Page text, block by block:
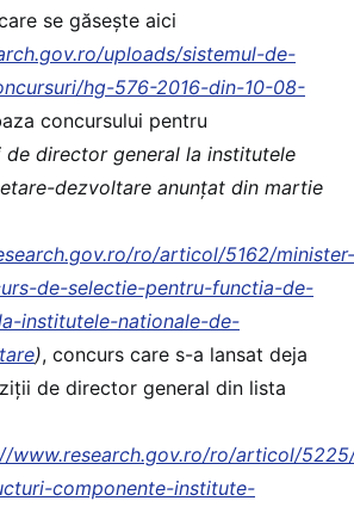
se găsește aici
uploads/sistemul-de-
hg-576-2016-din-10-08-
concursului pentru
de director general la institutele
dezvoltare anunțat din martie
ro/articol/5162/minister-
de-selectie-pentru-functia-de-
institutele-nationale-de-
), concurs care s-a lansat deja
de director general din lista
www.research.gov.ro/ro/articol/
componente-institute-